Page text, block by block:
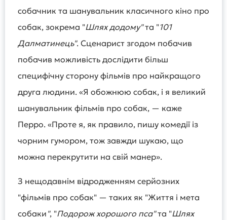
собачник та шанувальник класичного кіно про
собак, зокрема "Шлях додому"та "101
Далматинець". Сценарист згодом побачив
побачив можливість дослідити більш
специфічну сторону фільмів про найкращого
друга людини. «Я обожнюю собак, і я великий
шанувальник фільмів про собак, — каже
Перро. «Проте я, як правило, пишу комедії із
чорним гумором, тож завжди шукаю, що
можна перекрутити на свій манер».
З нещодавнім відродженням серйозних
"фільмів про собак" — таких як "Життя і мета
собаки ", "Подорож хорошого пса"та "Шлях